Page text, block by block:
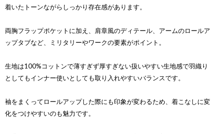
着いたトーンながらしっかり存在感があります。
両胸フラップポケットに加え、肩章風のディテール、アームのロールア
ップタブなど、ミリタリーやワークの要素がポイント。
生地は100%コットンで薄すぎず厚すぎない扱いやすい生地感で羽織り
としてもインナー使いとしても取り入れやすいバランスです。
袖をまくってロールアップした際にも印象が変わるため、着こなしに変
化をつけやすいのも魅力です。